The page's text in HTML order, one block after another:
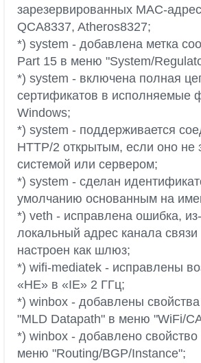
зарезервированных MAC-
QCA8337, Atheros8327;
*) system - добавлена метка
Part 15 в меню "System/
*) system - включена полная
сертификатов в исполняемые
Windows;
*) system - поддерживается
HTTP/2 открытым, если оно не
системой или сервером;
*) system - сделан
умолчанию основанным на
*) veth - исправлена ошибка,
локальный адрес канала
настроен как шлюз;
*) wifi-mediatek - исправлены
«HE» в «IE» 2 ГГц;
*) winbox - добавлены
"MLD Datapath" в меню "WiFi/
*) winbox - добавлено свойство
меню "Routing/BGP/Instance";